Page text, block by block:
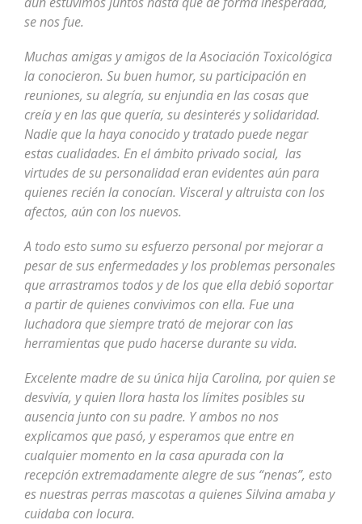
se nos fue.
Muchas amigas y amigos de la Asociación Toxicológica
la conocieron. Su buen humor, su participación en
reuniones, su alegría, su enjundia en las cosas que
creía y en las que quería, su desinterés y solidaridad.
Nadie que la haya conocido y tratado puede negar
estas cualidades. En el ámbito privado social, las
virtudes de su personalidad eran evidentes aún para
quienes recién la conocían. Visceral y altruista con los
afectos, aún con los nuevos.
A todo esto sumo su esfuerzo personal por mejorar a
pesar de sus enfermedades y los problemas personales
que arrastramos todos y de los que ella debió soportar
a partir de quienes convivimos con ella. Fue una
luchadora que siempre trató de mejorar con las
herramientas que pudo hacerse durante su vida.
Excelente madre de su única hija Carolina, por quien se
desvivía, y quien llora hasta los límites posibles su
ausencia junto con su padre. Y ambos no nos
explicamos que pasó, y esperamos que entre en
cualquier momento en la casa apurada con la
recepción extremadamente alegre de sus “nenas”, esto
es nuestras perras mascotas a quienes Silvina amaba y
cuidaba con locura.